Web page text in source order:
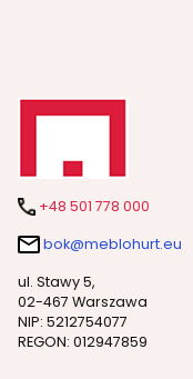
+48 501 778 000
bok@meblohurt.eu
ul. Stawy 5,
02-467 Warszawa
NIP: 5212754077
REGON: 012947859